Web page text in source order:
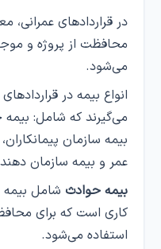
در قراردادهای عمرانی،
محافظت از پروژه و
می‌شود.
انواع بیمه در
می‌گیرند که شامل:
بیمه سازمان
عمر و بیمه سازمان
بیمه حوادث شامل
کاری است که برای
استفاده می‌شود.